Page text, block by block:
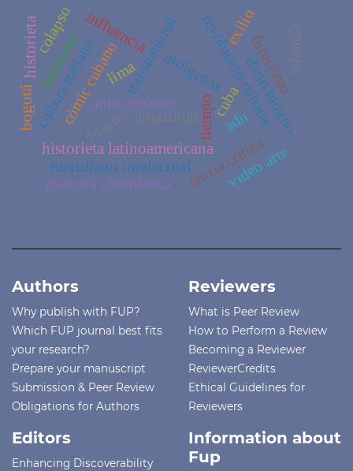
antropoceno
transnational
tiempocuba
cómic cubano revolución cubana
historieta latinoamericanateoría crítica
dario mogno
meridiano intelectual
influencia
cultura italiana indígenas
práctica chamánica
adn
video arte
territorio
historieta lima
bogotá
futurismo
exilio
colapso
Authors
Why publish with FUP?
Which FUP journal best fits
your research?
Prepare your manuscript
Submission & Peer Review
Obligations for Authors
Reviewers
What is Peer Review
How to Perform a Review
Becoming a Reviewer
ReviewerCredits
Ethical Guidelines for
Reviewers
Editors
Enhancing Discoverability
Information about
Fup